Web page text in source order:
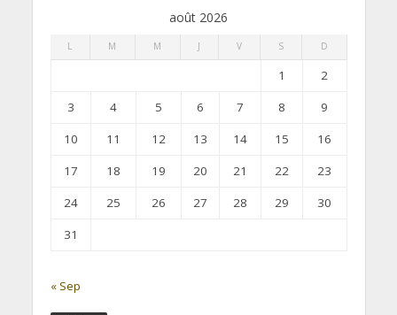
août 2026
L M M J V S D
1
2
3
4 5 6 7 8
9
10
11 12 13 14 15
16
17
18 19 20 21 22
23
24
25 26 27 28 29
30
31
« Sep